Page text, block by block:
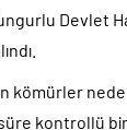
Devlet
kömürler
kontrollü